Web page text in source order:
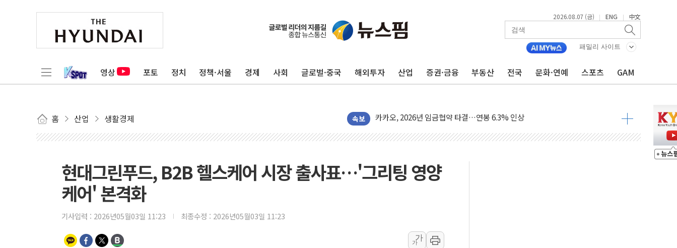
2026.08.07 (금) | ENG | 中文
패밀리 사이트
영상 포토 정치 정책·서울 경제 사회 글로벌·중국 해외투자 산업 증권·금융 부동산 전국 문화·연예 스포츠 GAM
홈 산업 생활경제 속보
KDB생명 본입찰 3파전…한화·흥국·한투 참여
반도체공학회 "R&D직 주 52시간제 개선해야…기술격차 확대 막아야"
현대카드, 박재범·실리카겔 등 8~9월 공연 라인업 공개
[르포] 육군, 2031년까지 3개 보급단 '1등급 스마트 물류센터' 전환
깊이가 다른 글로벌 투자 정보 GAM - 맛보기편 (8/7)
"호남 없이 민주 당권 없다"...송영길·정청래·김민석, 호남 경선 앞두고 총력전
IPARK현대산업개발, 노원구 어르신에 삼계탕 배식 봉사
현대그린푸드, B2B 헬스케어 시장 출사표…'그리팅 영양
케어' 본격화
기사입력 : 2026년05월03일 11:23 최종수정 : 2026년05월03일 11:23
가
가